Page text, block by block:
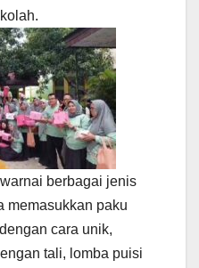
berbagai jenis
memasukkan paku
cara unik,
tali, lomba puisi